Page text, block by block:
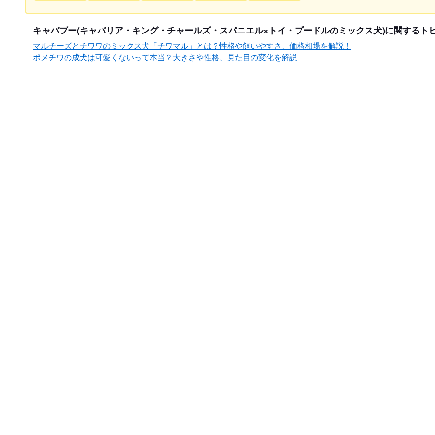
キャバプー(キャバリア・キング・チャールズ・スパニエル×トイ・プードルのミックス犬)に関するト
マルチーズとチワワのミックス犬「チワマル」とは？性格や飼いやすさ、価格相場を解説！
ポメチワの成犬は可愛くないって本当？大きさや性格、見た目の変化を解説